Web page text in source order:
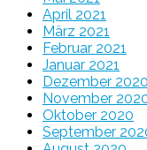
April 2021
März 2021
Februar 2021
Januar 2021
Dezember 2020
November
Oktober 2020
September